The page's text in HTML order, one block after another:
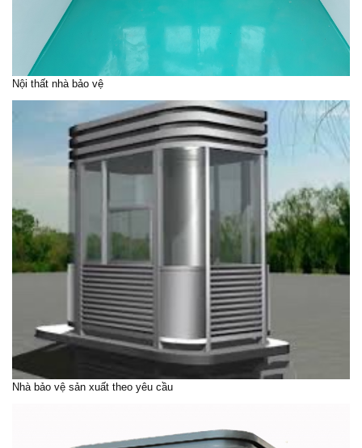
Nội thất nhà bảo vệ
Nhà bảo vệ sản xuất theo yêu cầu